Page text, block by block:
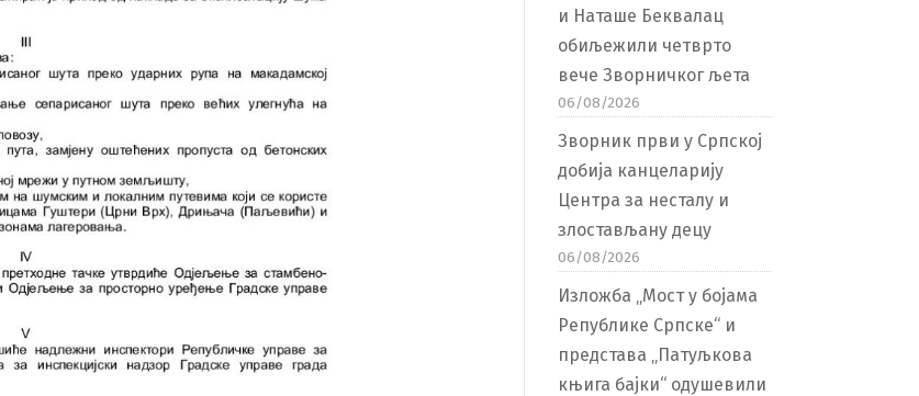
и Наташе Беквалац
обиљежили четврто
вече Зворничког љета
06/08/2026
Зворник први у Српској
добија канцеларију
Центра за несталу и
злостављану децу
06/08/2026
Изложба „Мост у бојама
Републике Српске“ и
представа „Патуљкова
књига бајки“ одушевили